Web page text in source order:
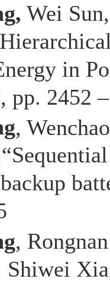
Wei
in
pp. 2452
,
,